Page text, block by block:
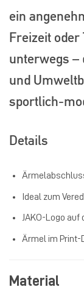
ein
Freizeit oder
unterwegs –
und
sportlich-
Details
Ideal zum
JAKO-Logo auf
Ärmel im Print-
Material